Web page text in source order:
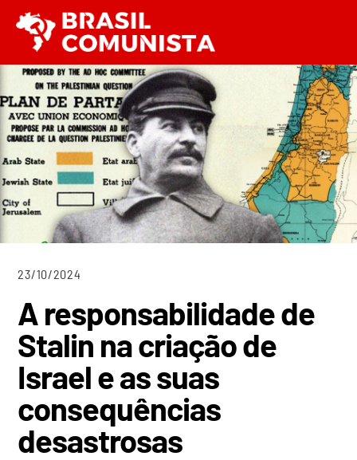
para
o
conteúdo
23/10/2024
A responsabilidade de
Stalin na criação de
Israel e as suas
consequências
desastrosas